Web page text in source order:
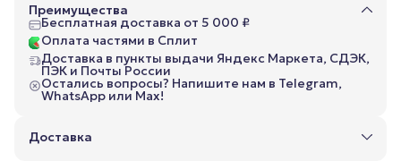
Преимущества
Бесплатная доставка от 5 000 ₽
Оплата частями в Сплит
Доставка в пункты выдачи Яндекс Маркета, СДЭК,
ПЭК и Почты России
Остались вопросы? Напишите нам в Telegram,
WhatsApp или Max!
Доставка